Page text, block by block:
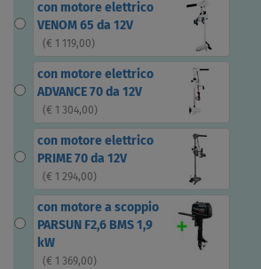
con motore elettrico
VENOM 65 da 12V
( € 1 119,00)
con motore elettrico
ADVANCE 70 da 12V
( € 1 304,00)
con motore elettrico
PRIME 70 da 12V
( € 1 294,00)
con motore a scoppio
PARSUN F2,6 BMS 1,9
kW
( € 1 369,00)